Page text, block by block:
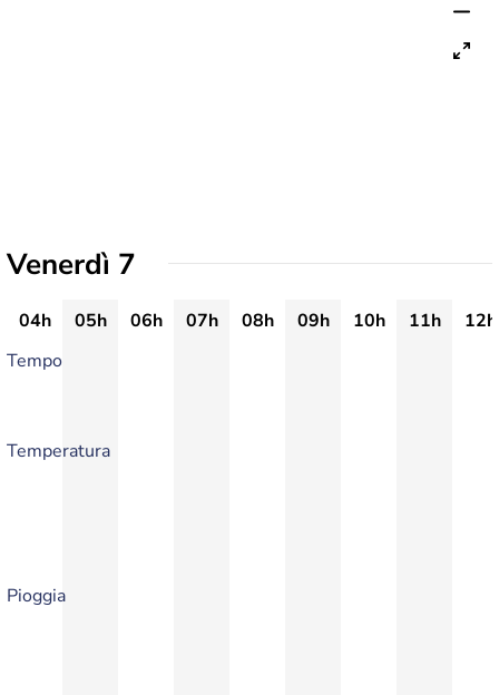
Venerdì 7
04h 05h 06h 07h 08h 09h 10h 11h
12h
Tempo
Temperatura
Pioggia